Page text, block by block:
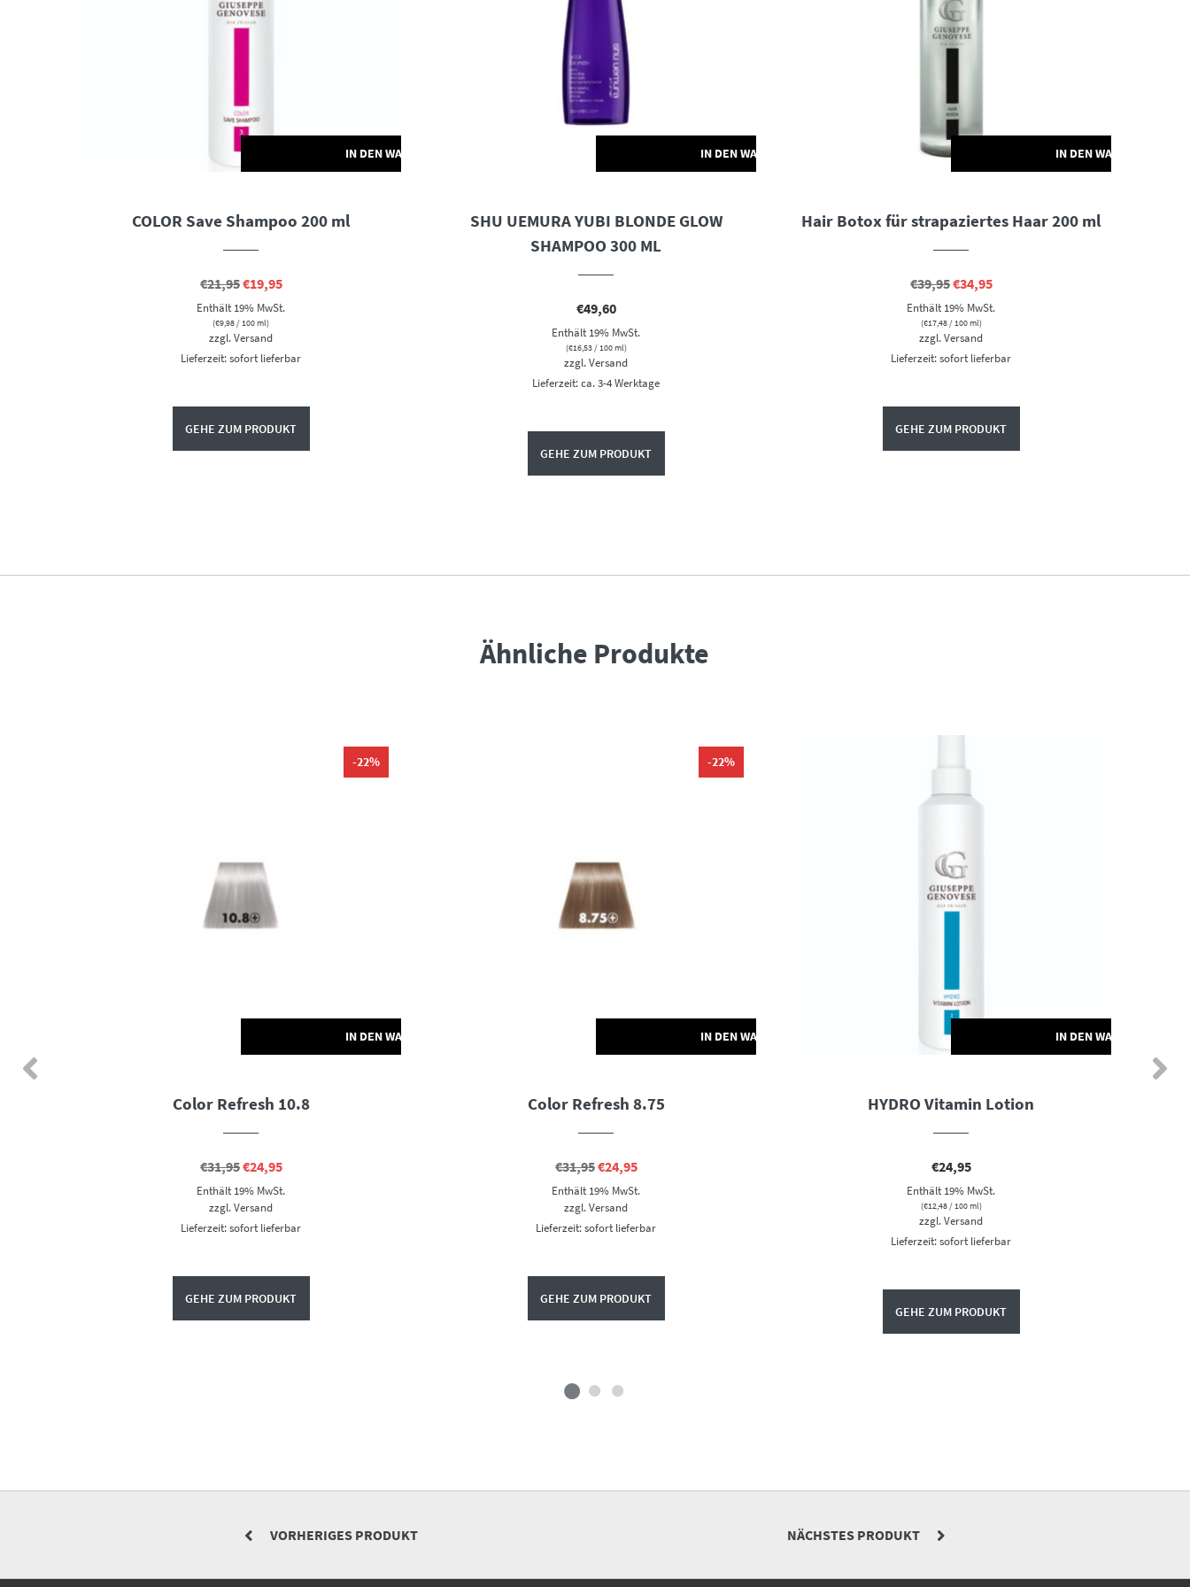
IN DEN WARENKORB
COLOR Save Shampoo 200 ml
€21,95Ursprünglicher
Preis
war:
€21,95
€19,95Aktueller
ist:
Enthält 19% MwSt.
(€9,98/ 100 ml)
zzgl.Versand
Lieferzeit: sofort lieferbar
GEHE ZUM PRODUKT
IN DEN WARENKORB
SHU UEMURA YUBI BLONDE GLOW
SHAMPOO 300 ML
€49,60
Enthält 19% MwSt.
(€16,53/ 100 ml)
zzgl.Versand
Lieferzeit: ca. 3-4 Werktage
GEHE ZUM PRODUKT
IN DEN WARENKORB
Hair Botox für strapaziertes Haar 200 ml
€39,95Ursprünglicher
Preis
war:
€39,95
€34,95Aktueller
ist:
Enthält 19% MwSt.
(€17,48/ 100 ml)
zzgl.Versand
Lieferzeit: sofort lieferbar
GEHE ZUM PRODUKT
Ähnliche Produkte
IN DEN WARENKORB
-22%
Color Refresh 10.8
€31,95Ursprünglicher
Preis
war:
€31,95
€24,95Aktueller
ist:
Enthält 19% MwSt.
zzgl.Versand
Lieferzeit: sofort lieferbar
GEHE ZUM PRODUKT
IN DEN WARENKORB
-22%
Color Refresh 8.75
€31,95Ursprünglicher
Preis
war:
€31,95
€24,95Aktueller
ist:
Enthält 19% MwSt.
zzgl.Versand
Lieferzeit: sofort lieferbar
GEHE ZUM PRODUKT
IN DEN WARENKORB
HYDRO Vitamin Lotion
€24,95
Enthält 19% MwSt.
(€12,48/ 100 ml)
zzgl.Versand
Lieferzeit: sofort lieferbar
GEHE ZUM PRODUKT
VORHERIGES PRODUKT NÄCHSTES PRODUKT